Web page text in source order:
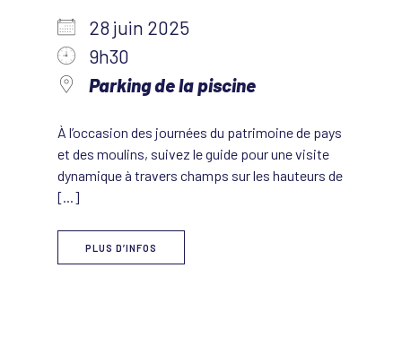
28 juin 2025
9h30
Parking de la piscine
À l’occasion des journées du patrimoine de pays
et des moulins, suivez le guide pour une visite
dynamique à travers champs sur les hauteurs de
[...]
PLUS D’INFOS